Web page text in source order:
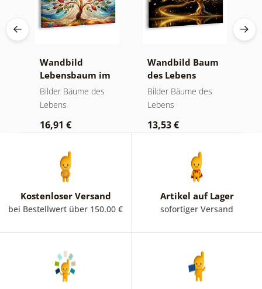
Wandbild
Lebensbaum im
bunten
Glasfenster
Bilder Bäume des
Lebens
16,91 €
Wandbild Baum
des Lebens
goldene Magie
Bilder Bäume des
Lebens
13,53 €
Kostenloser Versand
bei Bestellwert über 150.00 €
Artikel auf Lager
sofortiger Versand